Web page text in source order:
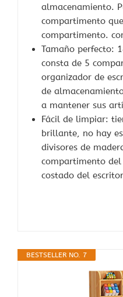
almacenamiento.
compartimento
compartimento.
Tamaño perfecto:
consta de 5
organizador de
de
a mantener sus
Fácil de limpiar:
brillante, no hay
divisores de
compartimento
costado del
BESTSELLER NO. 7